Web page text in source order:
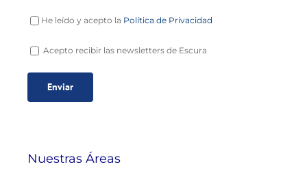
He leído y acepto la Política de Privacidad
Acepto recibir las newsletters de Escura
Nuestras Áreas